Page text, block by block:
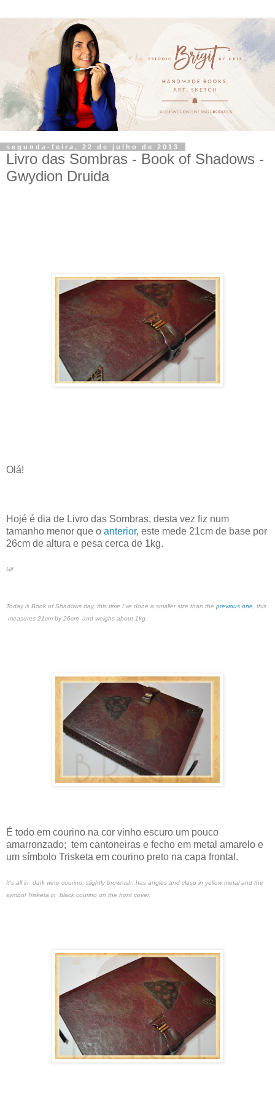
segunda-feira, 22 de julho de 2013
Livro das Sombras - Book of Shadows -
Gwydion Druida
Olá!
Hojé é dia de Livro das Sombras, desta vez fiz num
tamanho menor que o anterior, este mede 21cm de base por
26cm de altura e pesa cerca de 1kg.
Hi!
Today is Book of Shadows day, this time I've done a smaller size than the previous one , this
measures 21cm by 26cm and weighs about 1kg.
É todo em courino na cor vinho escuro um pouco
amarronzado; tem cantoneiras e fecho em metal amarelo e
um símbolo Trisketa em courino preto na capa frontal.
It's all in dark wine courino, slightly brownish; has angles and clasp in yellow metal and the
symbol Trisketa in black courino on the front cover.